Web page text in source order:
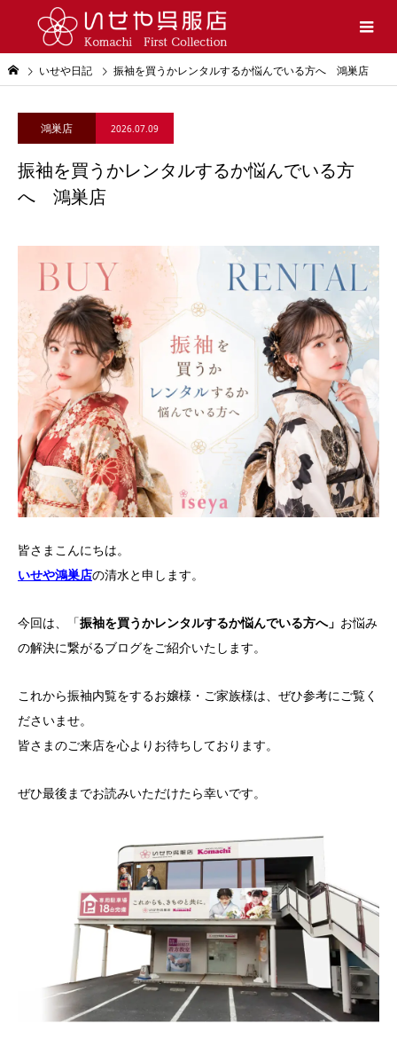
いせや日記 振袖を買うかレンタルするか悩んでいる方へ 鴻巣店
鴻巣店 2026.07.09
振袖を買うかレンタルするか悩んでいる方
へ 鴻巣店
皆さまこんにちは。
いせや鴻巣店の清水と申します。
今回は、「振袖を買うかレンタルするか悩んでいる方へ」 お悩み
の解決に繋がるブログをご紹介いたします。
これから振袖内覧をするお嬢様・ご家族様は、ぜひ参考にご覧く
ださいませ。
皆さまのご来店を心よりお待ちしております。
ぜひ最後までお読みいただけたら幸いです。